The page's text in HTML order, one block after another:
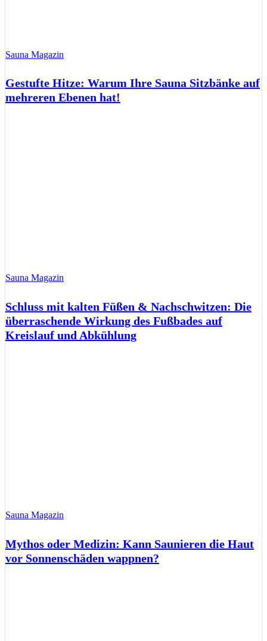
Sauna Magazin
Gestufte Hitze: Warum Ihre Sauna Sitzbänke auf
mehreren Ebenen hat!
Sauna Magazin
Schluss mit kalten Füßen & Nachschwitzen: Die
überraschende Wirkung des Fußbades auf
Kreislauf und Abkühlung
Sauna Magazin
Mythos oder Medizin: Kann Saunieren die Haut
vor Sonnenschäden wappnen?